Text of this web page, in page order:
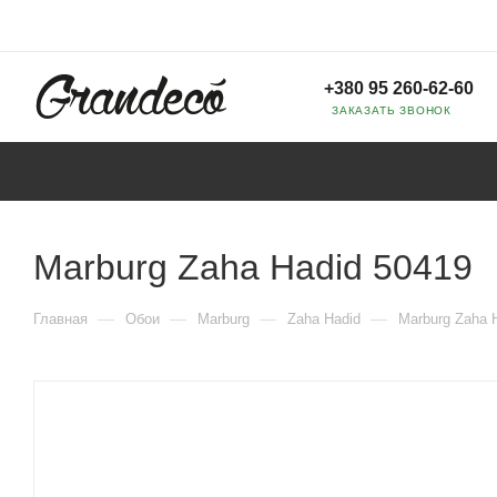
+380 95 260-62-60
ЗАКАЗАТЬ ЗВОНОК
Marburg Zaha Hadid 50419
Главная — Обои — Marburg — Zaha Hadid — Marburg Zaha